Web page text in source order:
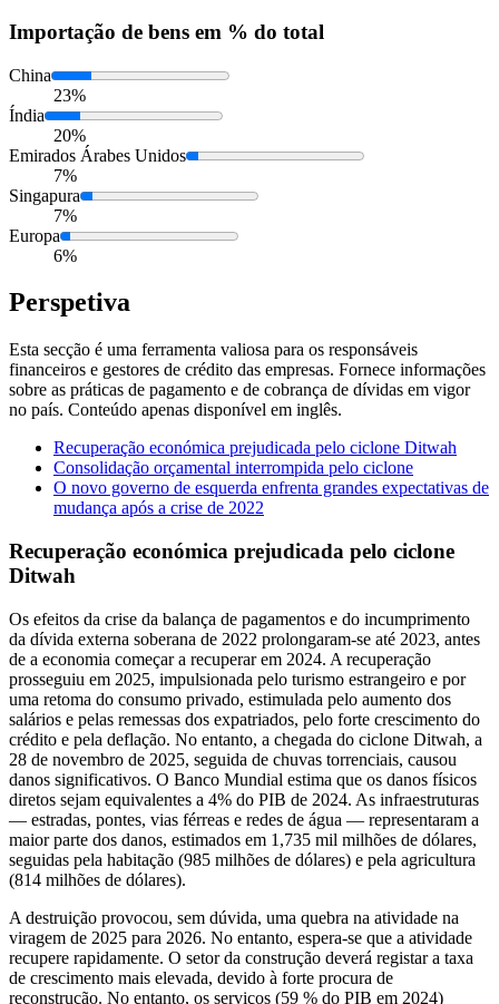
Importação de bens em % do total
China
23%
Índia
20%
Emirados Árabes Unidos
7%
Singapura
7%
Europa
6%
Perspetiva
Esta secção é uma ferramenta valiosa para os responsáveis
financeiros e gestores de crédito das empresas. Fornece informações
sobre as práticas de pagamento e de cobrança de dívidas em vigor
no país. Conteúdo apenas disponível em inglês.
Recuperação económica prejudicada pelo ciclone Ditwah
Consolidação orçamental interrompida pelo ciclone
O novo governo de esquerda enfrenta grandes expectativas de
mudança após a crise de 2022
Recuperação económica prejudicada pelo ciclone
Ditwah
Os efeitos da crise da balança de pagamentos e do incumprimento
da dívida externa soberana de 2022 prolongaram-se até 2023, antes
de a economia começar a recuperar em 2024. A recuperação
prosseguiu em 2025, impulsionada pelo turismo estrangeiro e por
uma retoma do consumo privado, estimulada pelo aumento dos
salários e pelas remessas dos expatriados, pelo forte crescimento do
crédito e pela deflação. No entanto, a chegada do ciclone Ditwah, a
28 de novembro de 2025, seguida de chuvas torrenciais, causou
danos significativos. O Banco Mundial estima que os danos físicos
diretos sejam equivalentes a 4% do PIB de 2024. As infraestruturas
— estradas, pontes, vias férreas e redes de água — representaram a
maior parte dos danos, estimados em 1,735 mil milhões de dólares,
seguidas pela habitação (985 milhões de dólares) e pela agricultura
(814 milhões de dólares).
A destruição provocou, sem dúvida, uma quebra na atividade na
viragem de 2025 para 2026. No entanto, espera-se que a atividade
recupere rapidamente. O setor da construção deverá registar a taxa
de crescimento mais elevada, devido à forte procura de
reconstrução. No entanto, os serviços (59 % do PIB em 2024)